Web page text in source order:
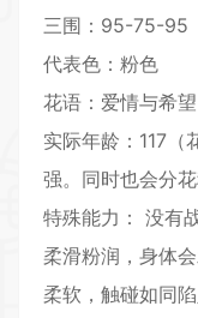
三围：95-75-95
代表色：粉色
花语：爱情与希
实际年龄：117（
强。同时也会分
特殊能力： 没有
柔滑粉润，身体
柔软，触碰如同